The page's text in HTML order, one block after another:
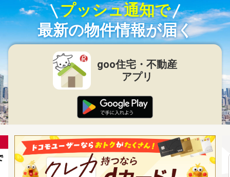
プッシュ通知で
最新の物件情報が届く
goo住宅・不動産
アプリ